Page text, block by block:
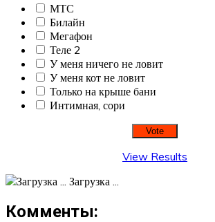
МТС
Билайн
Мегафон
Теле 2
У меня ничего не ловит
У меня кот не ловит
Только на крыше бани
Интимная, сори
View Results
Загрузка ...
Комменты: